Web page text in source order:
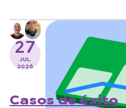
requiriera cambios
código.
27
JUL.
2026
Casos de éxito